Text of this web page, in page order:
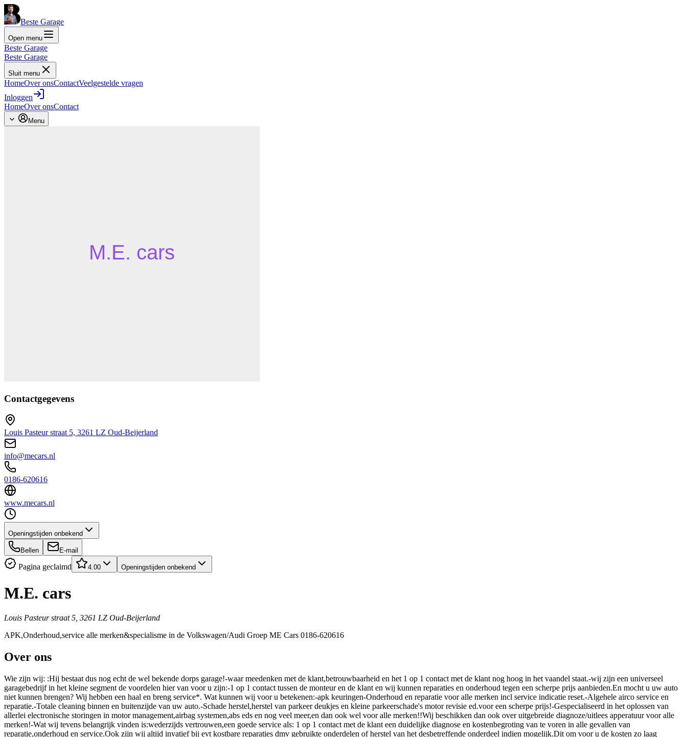
Beste Garage
Open menu
Beste Garage
Beste Garage
Sluit menu
HomeOver onsContactVeelgestelde vragen
Inloggen
HomeOver onsContact
Menu
Contactgegevens
Louis Pasteur straat 5, 3261 LZ Oud-Beijerland
info@mecars.nl
0186-620616
www.mecars.nl
Openingstijden onbekend
Bellen E-mail
Pagina geclaimd 4.00 Openingstijden onbekend
M.E. cars
Louis Pasteur straat 5, 3261 LZ Oud-Beijerland
APK,Onderhoud,service alle merken&specialisme in de Volkswagen/Audi Groep ME Cars 0186-620616
Over ons
Wie zijn wij: :Hij bestaat dus nog echt de wel bekende dorps garage!-waar meedenken met de klant,betrouwbaarheid en het 1 op 1 contact met de klant nog hoog in het vaandel staat.-wij zijn een universeel
garagebedrijf in het kleine segment de voordelen hier van voor u zijn:-1 op 1 contact tussen de monteur en de klant en wij kunnen reparaties en onderhoud tegen een scherpe prijs aanbieden.En mocht u uw auto
niet kunnen brengen? Wij hebben een haal en breng service*. Wat kunnen wij voor u betekenen:-apk keuringen-Onderhoud en reparatie voor alle merken incl service indicatie reset.-Algehele airco service en
reparatie.-Totale cleaning binnen en buitenzijde van uw auto.-Schade herstel,herstel van parkeer deukjes en kleine parkeerschade's motor revisie ed.voor een scherpe prijs!-Gespecialiseerd in het oplossen van
allerlei electronische storingen in motor management,airbag systemen,abs eds en nog veel meer,en dan ook wel voor alle merken!!Wij beschikken dan ook over uitgebreide diagnoze/uitlees apperatuur voor alle
merken!-Wat wij tevens belangrijk vinden is:wederzijds vertrouwen,een goede service als: 1 op 1 contact met de klant een duidelijke diagnose en kostenbegroting van te voren in alle gevallen van
reparatie,onderhoud en service.Ook zijn wij altijd invatief bij evt kostbare reparaties dmv gebruikte onderdelen of herstel van het desbetreffende onderdeel indien mogelijk.Dit om voor u de kosten zo laag